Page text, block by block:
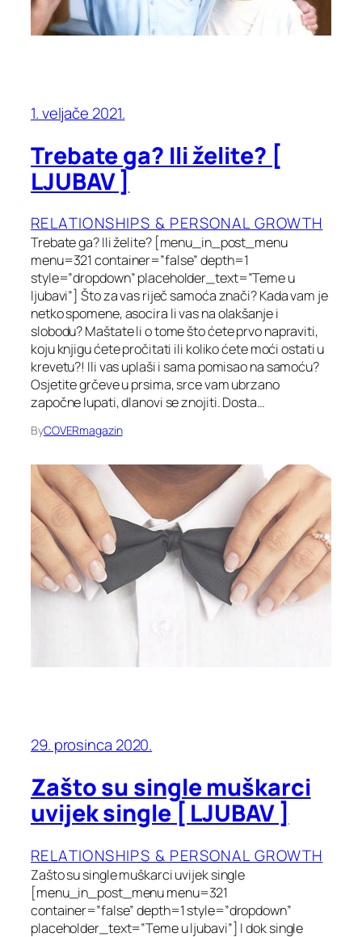
1. veljače 2021.
Trebate ga? Ili želite? [
LJUBAV ]
RELATIONSHIPS & PERSONAL GROWTH
Trebate ga? Ili želite? [menu_in_post_menu
menu=321 container=”false” depth=1
style=”dropdown” placeholder_text=”Teme u
ljubavi”] Što za vas riječ samoća znači? Kada vam je
netko spomene, asocira li vas na olakšanje i
slobodu? Maštate li o tome što ćete prvo napraviti,
koju knjigu ćete pročitati ili koliko ćete moći ostati u
krevetu?! Ili vas uplaši i sama pomisao na samoću?
Osjetite grčeve u prsima, srce vam ubrzano
započne lupati, dlanovi se znojiti. Dosta…
ByCOVERmagazin
29. prosinca 2020.
Zašto su single muškarci
uvijek single [ LJUBAV ]
RELATIONSHIPS & PERSONAL GROWTH
Zašto su single muškarci uvijek single
[menu_in_post_menu menu=321
container=”false” depth=1 style=”dropdown”
placeholder_text=”Teme u ljubavi”] I dok single